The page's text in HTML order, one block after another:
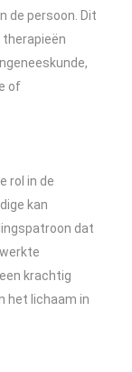
de persoon. Dit
therapieën
of
rol in de
kan
dat
krachtig
het lichaam in